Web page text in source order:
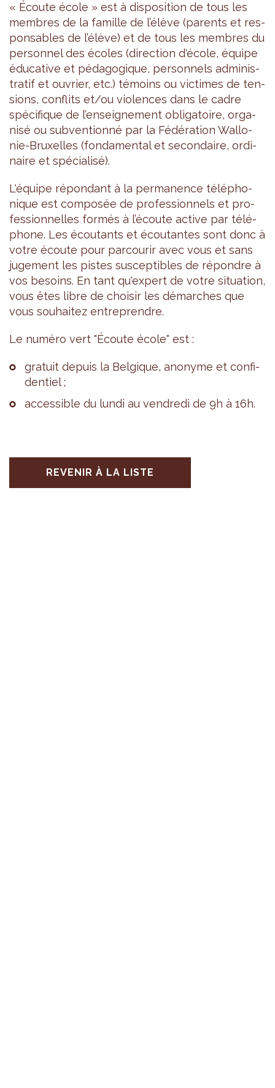
« Écoute école » est à dis­po­si­tion de tous les
membres de la famille de l’élève (parents et res­
pon­sables de l’élève) et de tous les membres du
per­son­nel des écoles (direc­tion d'école, équipe
édu­ca­tive et péda­go­gique, per­son­nels admi­nis­
tra­tif et ouvrier, etc.) témoins ou vic­times de ten­
sions, conflits et/ou vio­lences dans le cadre
spé­ci­fique de l’en­sei­gne­ment obli­ga­toire, orga­
nisé ou sub­ven­tionné par la Fédé­ra­tion Wal­lo­
nie-Bruxelles (fon­da­men­tal et secon­daire, ordi­
naire et spé­cia­lisé).
L'équipe répon­dant à la per­ma­nence télé­pho­
nique est com­po­sée de pro­fes­sion­nels et pro­
fes­sion­nelles for­més à l’écoute active par télé­
phone. Les écou­tants et écou­tantes sont donc à
votre écoute pour par­cou­rir avec vous et sans
juge­ment les pistes sus­cep­tibles de répondre à
vos besoins. En tant qu'ex­pert de votre situa­tion,
vous êtes libre de choi­sir les démarches que
vous sou­hai­tez entre­prendre.
Le numéro vert "Écoute école" est :
gra­tuit depuis la Bel­gique, ano­nyme et confi­
den­tiel ;
acces­sible du lundi au ven­dredi de 9h à 16h.
REVENIR À LA LISTE